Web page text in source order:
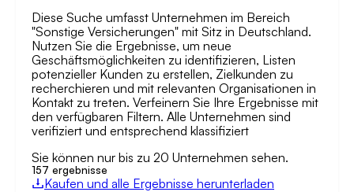
Diese Suche umfasst Unternehmen im Bereich
"Sonstige Versicherungen" mit Sitz in Deutschland.
Nutzen Sie die Ergebnisse, um neue
Geschäftsmöglichkeiten zu identifizieren, Listen
potenzieller Kunden zu erstellen, Zielkunden zu
recherchieren und mit relevanten Organisationen in
Kontakt zu treten. Verfeinern Sie Ihre Ergebnisse mit
den verfügbaren Filtern. Alle Unternehmen sind
verifiziert und entsprechend klassifiziert
Sie können nur bis zu 20 Unternehmen sehen.
157 ergebnisse
Kaufen und alle Ergebnisse herunterladen